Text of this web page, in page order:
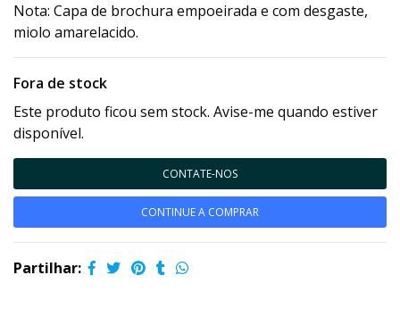
Nota: Capa de brochura empoeirada e com desgaste,
miolo amarelacido.
Fora de stock
Este produto ficou sem stock. Avise-me quando estiver
disponível.
CONTATE-NOS
CONTINUE A COMPRAR
Partilhar: